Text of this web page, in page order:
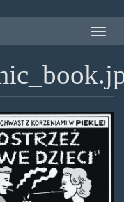
Toggle